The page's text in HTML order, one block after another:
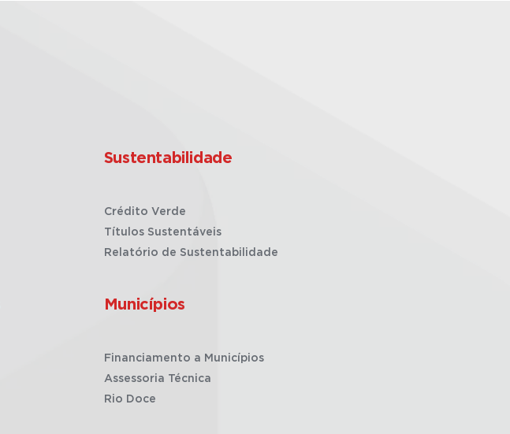
Sustentabilidade
Crédito Verde
Títulos Sustentáveis
Relatório de Sustentabilidade
Municípios
Financiamento a Municípios
Assessoria Técnica
Rio Doce